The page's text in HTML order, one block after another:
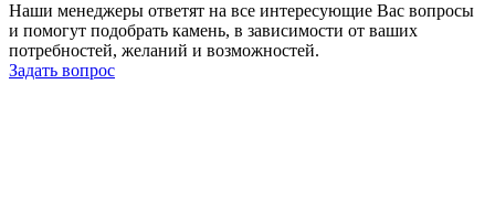
Наши менеджеры ответят на все интересующие Вас вопросы
и помогут подобрать камень, в зависимости от ваших
потребностей, желаний и возможностей.
Задать вопрос